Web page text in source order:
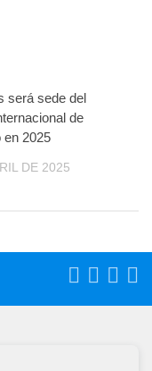
será sede del
de
en 2025
DE 2025